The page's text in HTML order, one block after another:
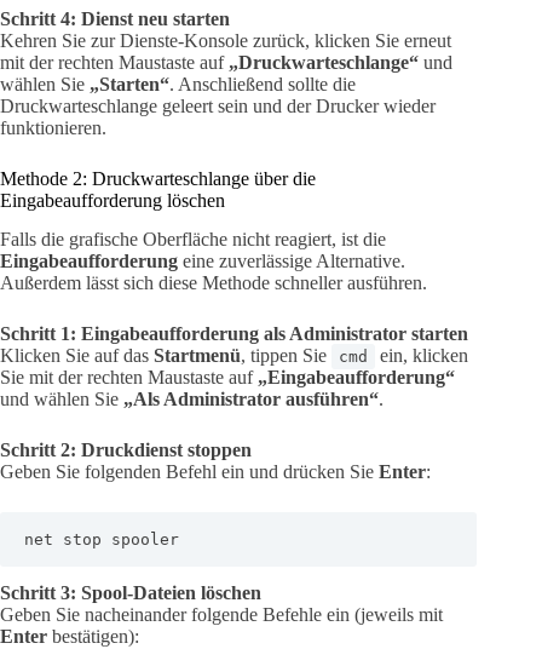
Schritt 4: Dienst neu starten
Kehren Sie zur Dienste-Konsole zurück, klicken Sie erneut
mit der rechten Maustaste auf „Druckwarteschlange“ und
wählen Sie „Starten“. Anschließend sollte die
Druckwarteschlange geleert sein und der Drucker wieder
funktionieren.
Methode 2: Druckwarteschlange über die
Eingabeaufforderung löschen
Falls die grafische Oberfläche nicht reagiert, ist die
Eingabeaufforderung eine zuverlässige Alternative.
Außerdem lässt sich diese Methode schneller ausführen.
Schritt 1: Eingabeaufforderung als Administrator starten
Klicken Sie auf das Startmenü, tippen Sie cmd
ein, klicken
Sie mit der rechten Maustaste auf „Eingabeaufforderung“
und wählen Sie „Als Administrator ausführen“.
Schritt 2: Druckdienst stoppen
Geben Sie folgenden Befehl ein und drücken Sie Enter:
net stop spooler
Schritt 3: Spool-Dateien löschen
Geben Sie nacheinander folgende Befehle ein (jeweils mit
Enter bestätigen):